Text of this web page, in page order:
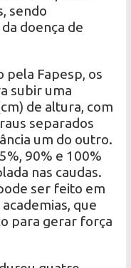
sendo
doença de
pela Fapesp, os
subir uma
de altura, com
separados
um do outro.
90% e 100%
nas caudas.
ser feito em
que
para gerar força